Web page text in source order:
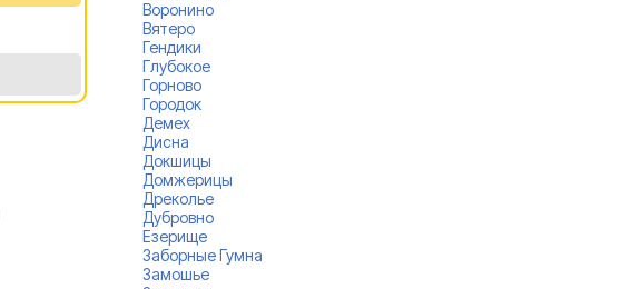
Воронино
Вятеро
Гендики
Глубокое
Горново
Городок
Демех
Дисна
Докшицы
Домжерицы
Дреколье
Дубровно
Езерище
Заборные Гумна
Замошье